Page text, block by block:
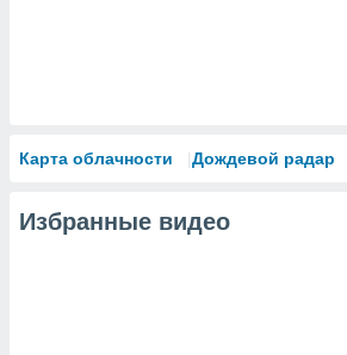
Карта облачности Дождевой радар
Избранные видео